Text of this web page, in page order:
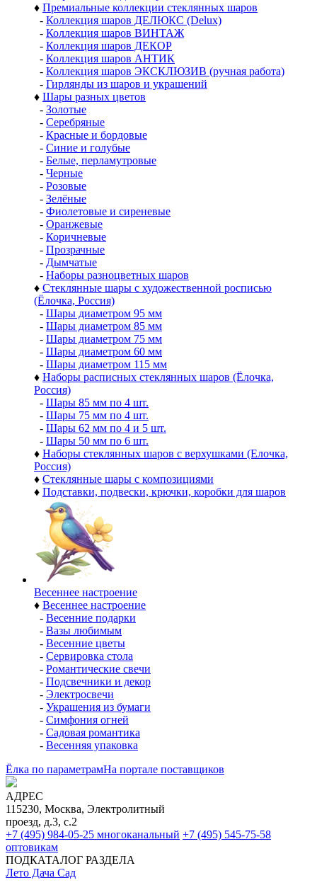
♦ Премиальные коллекции стеклянных шаров
- Коллекция шаров ДЕЛЮКС (Delux)
- Коллекция шаров ВИНТАЖ
- Коллекция шаров ДЕКОР
- Коллекция шаров АНТИК
- Коллекция шаров ЭКСКЛЮЗИВ (ручная работа)
- Гирлянды из шаров и украшений
♦ Шары разных цветов
- Золотые
- Серебряные
- Красные и бордовые
- Синие и голубые
- Белые, перламутровые
- Черные
- Розовые
- Зелёные
- Фиолетовые и сиреневые
- Оранжевые
- Коричневые
- Прозрачные
- Дымчатые
- Наборы разноцветных шаров
♦ Стеклянные шары с художественной росписью
(Ёлочка, Россия)
- Шары диаметром 95 мм
- Шары диаметром 85 мм
- Шары диаметром 75 мм
- Шары диаметром 60 мм
- Шары диаметром 115 мм
♦ Наборы расписных стеклянных шаров (Ёлочка,
Россия)
- Шары 85 мм по 4 шт.
- Шары 75 мм по 4 шт.
- Шары 62 мм по 4 и 5 шт.
- Шары 50 мм по 6 шт.
♦ Наборы стеклянных шаров с верхушками (Елочка,
Россия)
♦ Стеклянные шары с композициями
♦ Подставки, подвески, крючки, коробки для шаров
Весеннее настроение
♦ Весеннее настроение
- Весенние подарки
- Вазы любимым
- Весенние цветы
- Сервировка стола
- Романтические свечи
- Подсвечники и декор
- Электросвечи
- Украшения из бумаги
- Симфония огней
- Садовая романтика
- Весенняя упаковка
Ёлка по параметрамНа портале поставщиков
АДРЕС
115230, Москва, Электролитный
проезд, д.3, с.2
+7 (495) 984-05-25 многоканальный +7 (495) 545-75-58
оптовикам
ПОДКАТАЛОГ РАЗДЕЛА
Лето Дача Сад